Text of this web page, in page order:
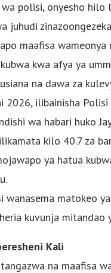
wa polisi, onyesho
juhudi
maafisa
kwa afya ya
na dawa za
2026, ilibainisha
wa habari huko
kilo 40.7 za
ya hatua
wanasema matokeo
kuvunja
Kali
na maafisa